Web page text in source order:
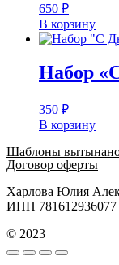
650 ₽
В корзину
Набор
350 ₽
В корзину
Шаблоны
Договор оферты
Харлова Юлия
ИНН 781612936077
© 2023